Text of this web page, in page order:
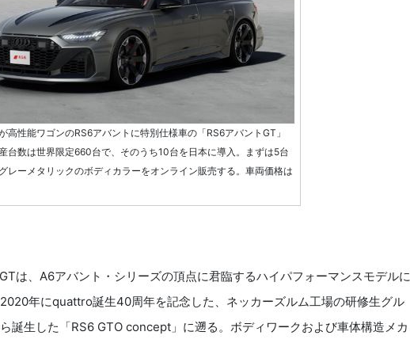
高性能ワゴンのRS6アバントに特別仕様車の「RS6アバントGT」
台数は世界限定660台で、そのうち10台を日本に導入。まずは5台
レーメタリックのボディカラーをオンライン販売する。車両価格は
は、A6アバント・シリーズの頂点に君臨するハイパフォーマンスモデルに
年にquattro誕生40周年を記念した、ネッカーズルム工場の研修生グル
誕生した「RS6 GTO concept」に遡る。ボディワークおよび車体構造メカ